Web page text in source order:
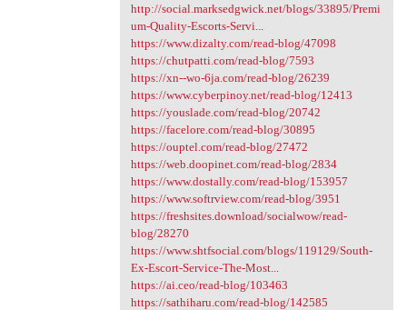
http://social.marksedgwick.net/blogs/33895/Premi
um-Quality-Escorts-Servi...
https://www.dizalty.com/read-blog/47098
https://chutpatti.com/read-blog/7593
https://xn--wo-6ja.com/read-blog/26239
https://www.cyberpinoy.net/read-blog/12413
https://youslade.com/read-blog/20742
https://facelore.com/read-blog/30895
https://ouptel.com/read-blog/27472
https://web.doopinet.com/read-blog/2834
https://www.dostally.com/read-blog/153957
https://www.softrview.com/read-blog/3951
https://freshsites.download/socialwow/read-
blog/28270
https://www.shtfsocial.com/blogs/119129/South-
Ex-Escort-Service-The-Most...
https://ai.ceo/read-blog/103463
https://sathiharu.com/read-blog/142585